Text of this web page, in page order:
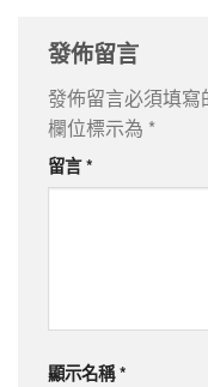
發佈留言
發佈留言必須填寫
欄位標示為 *
留言*
顯示名稱*